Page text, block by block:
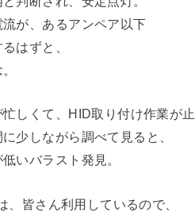
が、あるアンペア以下
はずと、
しくて、HID取り付け作業が止
少しながら調べて見ると、
いバラスト発見。
、皆さん利用しているので、